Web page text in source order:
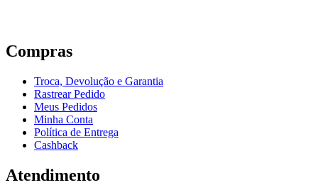
Compras
Troca, Devolução e Garantia
Rastrear Pedido
Meus Pedidos
Minha Conta
Política de Entrega
Cashback
Atendimento